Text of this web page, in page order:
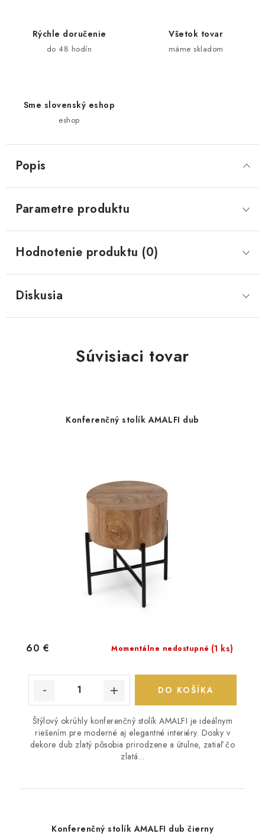
Rýchle doručenie
do 48 hodín
Všetok tovar
máme skladom
Sme slovenský eshop
eshop
Popis
Parametre produktu
Hodnotenie produktu (0)
Diskusia
Súvisiaci tovar
Konferenčný stolík AMALFI dub
Momentálne nedostupné (1 ks)
60 €
DO KOŠÍKA
Štýlový okrúhly konferenčný stolík AMALFI je ideálnym
riešením pre moderné aj elegantné interiéry. Dosky v
dekore dub zlatý pôsobia prirodzene a útulne, zatiaľ čo
zlatá...
Konferenčný stolík AMALFI dub čierny